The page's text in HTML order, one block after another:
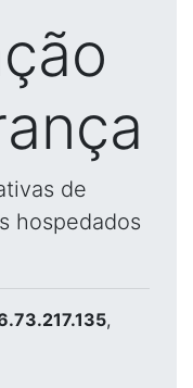
de
hospedados
,